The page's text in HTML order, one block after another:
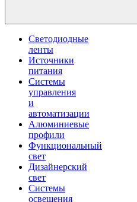
Светодиодные
ленты
Источники
питания
Системы
управления
и
автоматизации
Алюминиевые
профили
Функциональный
свет
Дизайнерский
свет
Системы
освещения